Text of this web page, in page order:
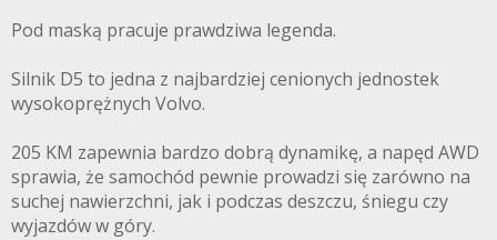
Pod maską pracuje prawdziwa legenda.
Silnik D5 to jedna z najbardziej cenionych jednostek
wysokoprężnych Volvo.
205 KM zapewnia bardzo dobrą dynamikę, a napęd AWD
sprawia, że samochód pewnie prowadzi się zarówno na
suchej nawierzchni, jak i podczas deszczu, śniegu czy
wyjazdów w góry.